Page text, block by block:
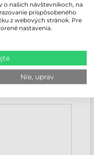
o našich návštevníkoch, na
prispôsobeného
z webových stránok. Pre
nastavenia.
Nie, uprav